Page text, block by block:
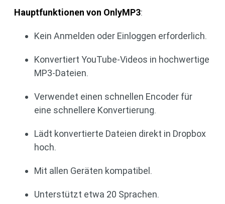
Hauptfunktionen von OnlyMP3:
Kein Anmelden oder Einloggen erforderlich.
Konvertiert YouTube-Videos in hochwertige
MP3-Dateien.
Verwendet einen schnellen Encoder für
eine schnellere Konvertierung.
Lädt konvertierte Dateien direkt in Dropbox
hoch.
Mit allen Geräten kompatibel.
Unterstützt etwa 20 Sprachen.